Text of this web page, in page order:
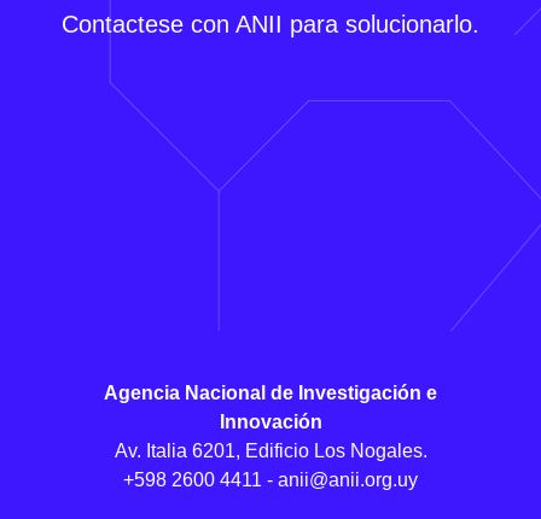
Contactese con ANII para solucionarlo.
Agencia Nacional de Investigación e
Innovación
Av. Italia 6201, Edificio Los Nogales.
+598 2600 4411 - anii@anii.org.uy